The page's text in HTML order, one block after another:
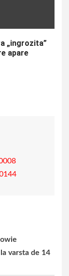
„ingrozita”
apare
varsta de 14